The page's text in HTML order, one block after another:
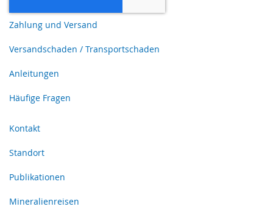
Zahlung und Versand
Versandschaden / Transportschaden
Anleitungen
Häufige Fragen
Kontakt
Standort
Publikationen
Mineralienreisen